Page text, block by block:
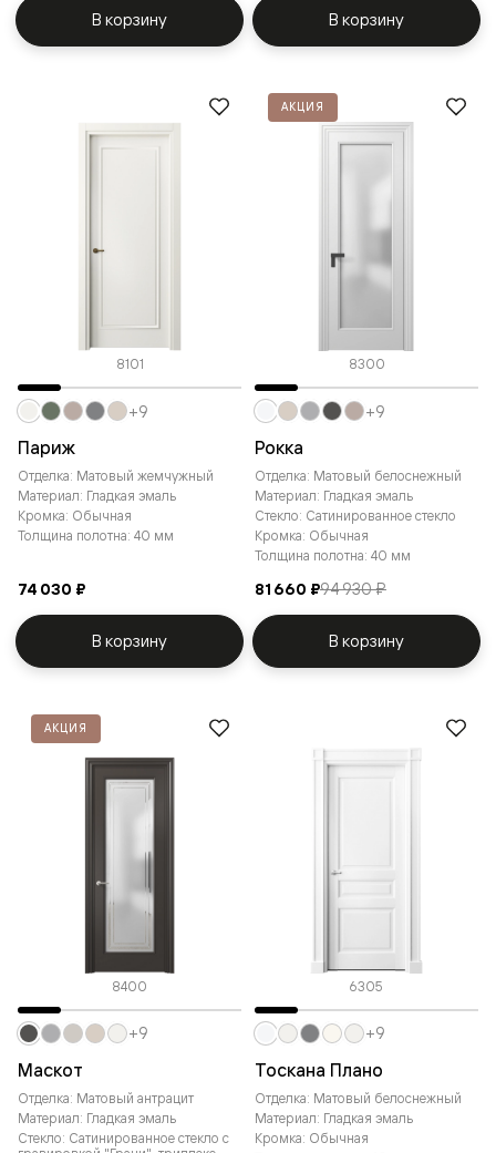
В корзину В корзину
8101
Париж
Отделка: Матовый жемчужный
Материал: Гладкая эмаль
Кромка: Обычная
Толщина полотна: 40 мм
74 030 ₽
+9
В корзину
АКЦИЯ
8300
Рокка
Отделка: Матовый белоснежный
Материал: Гладкая эмаль
Стекло: Сатинированное стекло
Кромка: Обычная
Толщина полотна: 40 мм
81 660 ₽94 930 ₽
+9
В корзину
АКЦИЯ
8400
Маскот
Отделка: Матовый антрацит
Материал: Гладкая эмаль
Стекло: Сатинированное стекло с
+9
6305
Тоскана Плано
Отделка: Матовый белоснежный
Материал: Гладкая эмаль
Кромка: Обычная
+9